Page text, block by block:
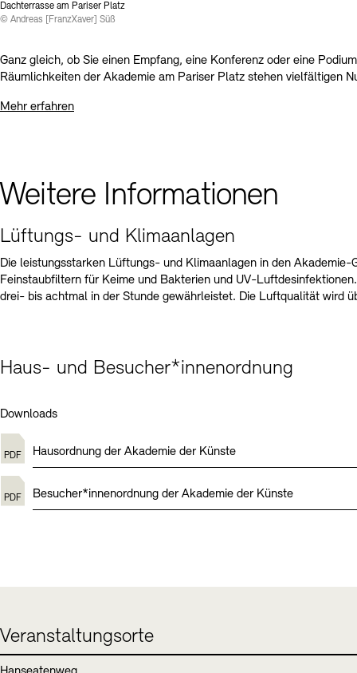
Dachterrasse am Pariser Platz
© Andreas [FranzXaver] Süß
Ganz gleich, ob Sie einen Empfang, eine Konferenz oder eine
Räumlichkeiten der Akademie am Pariser Platz stehen vielfältigen
Mehr erfahren
Weitere Informationen
Lüftungs- und Klimaanlagen
Die leistungsstarken Lüftungs- und Klimaanlagen in den
Feinstaubfiltern für Keime und Bakterien und UV-
drei- bis achtmal in der Stunde gewährleistet. Die Luftqualität wird
Haus- und Besucher*innenordnung
Downloads
Hausordnung der Akademie der Künste
Besucher*innenordnung der Akademie der Künste
Veranstaltungsorte